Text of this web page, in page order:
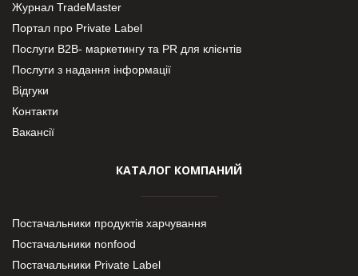
Журнал TradeMaster
Портал про Private Label
Послуги В2В- маркетингу та PR для клієнтів
Послуги з надання інформації
Відгуки
Контакти
Вакансії
КАТАЛОГ КОМПАНИЙ
Постачальники продуктів харчування
Постачальники nonfood
Постачальники Private Label